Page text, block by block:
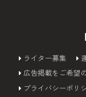
ライター募集
広告掲載をご希望
プライバシーポリ